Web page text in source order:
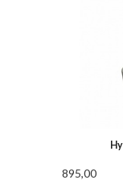
895,00